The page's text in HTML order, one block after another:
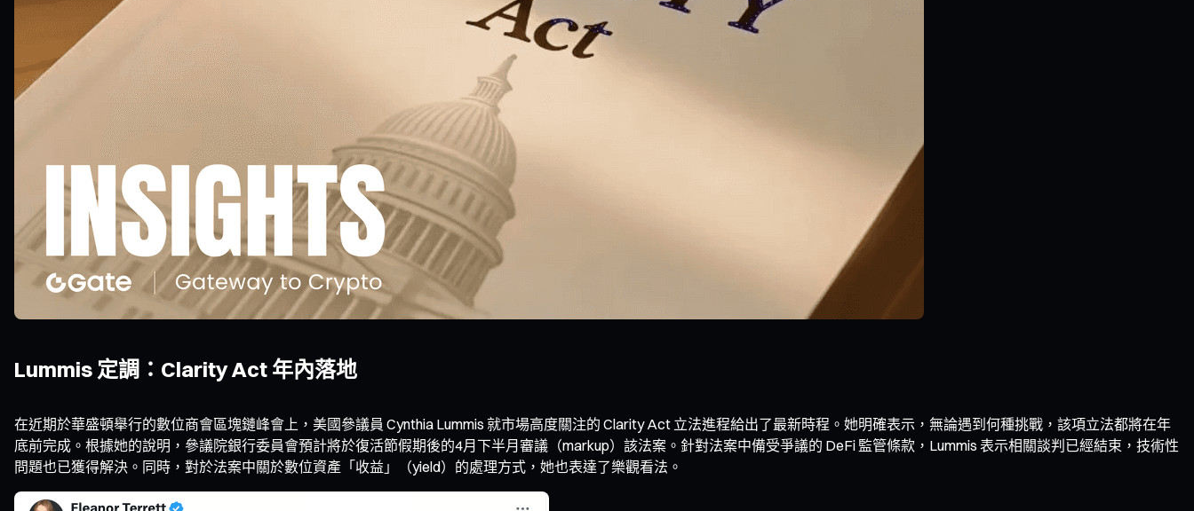
Lummis 定調：Clarity Act 年內落地
在近期於華盛頓舉行的數位商會區塊鏈峰會上，美國參議員 Cynthia Lummis 就市場高度關注的 Clarity Act 立法進程給出了最新時程。她明確表示，無論遇到何種挑戰，該項立法都將在年
底前完成。根據她的說明，參議院銀行委員會預計將於復活節假期後的4月下半月審議（markup）該法案。針對法案中備受爭議的 DeFi 監管條款，Lummis 表示相關談判已經結束，技術性
問題也已獲得解決。同時，對於法案中關於數位資產「收益」（yield）的處理方式，她也表達了樂觀看法。